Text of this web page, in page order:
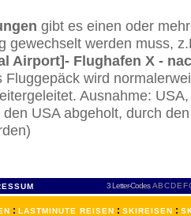
gibt es einen oder
gewechselt werden muss,
Airport]- Flughafen X -
Fluggepäck wird
Ausnahme:
USA abgeholt, durch
3 Letter-Codes ABCDEF
: LASTMINUTE REISEN : SKIREISEN :